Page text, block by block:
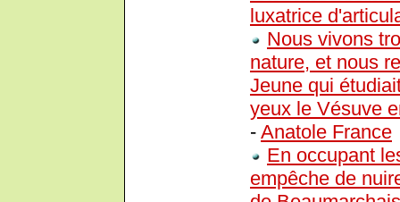
luxatrice
Nous vivons
nature, et nous
Jeune qui
yeux le Vésuve
- Anatole France
En occupant
empêche de